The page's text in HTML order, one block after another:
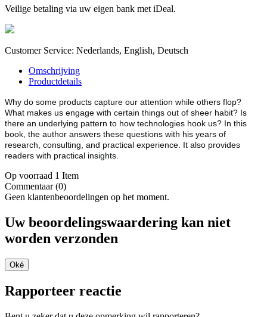
Veilige betaling via uw eigen bank met iDeal.
Customer Service: Nederlands, English, Deutsch
Omschrijving
Productdetails
Why do some products capture our attention while others flop?
What makes us engage with certain things out of sheer habit? Is
there an underlying pattern to how technologies hook us? In this
book, the author answers these questions with his years of
research, consulting, and practical experience. It also provides
readers with practical insights.
Op voorraad 1 Item
Commentaar (0)
Geen klantenbeoordelingen op het moment.
Uw beoordelingswaardering kan niet
worden verzonden
Oké
Rapporteer reactie